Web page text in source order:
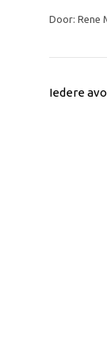
Door: Rene
Iedere